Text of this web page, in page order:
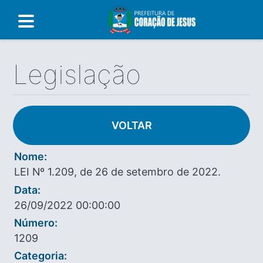
Legislação
VOLTAR
Nome:
LEI Nº 1.209, de 26 de setembro de 2022.
Data:
26/09/2022 00:00:00
Número:
1209
Categoria: